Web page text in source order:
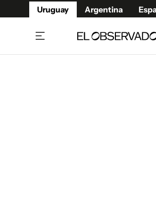
Uruguay Argentina